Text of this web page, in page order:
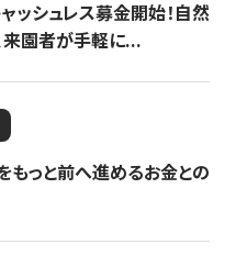
ッシュレス募金開始！自然
来園者が手軽に...
もっと前へ進めるお金との